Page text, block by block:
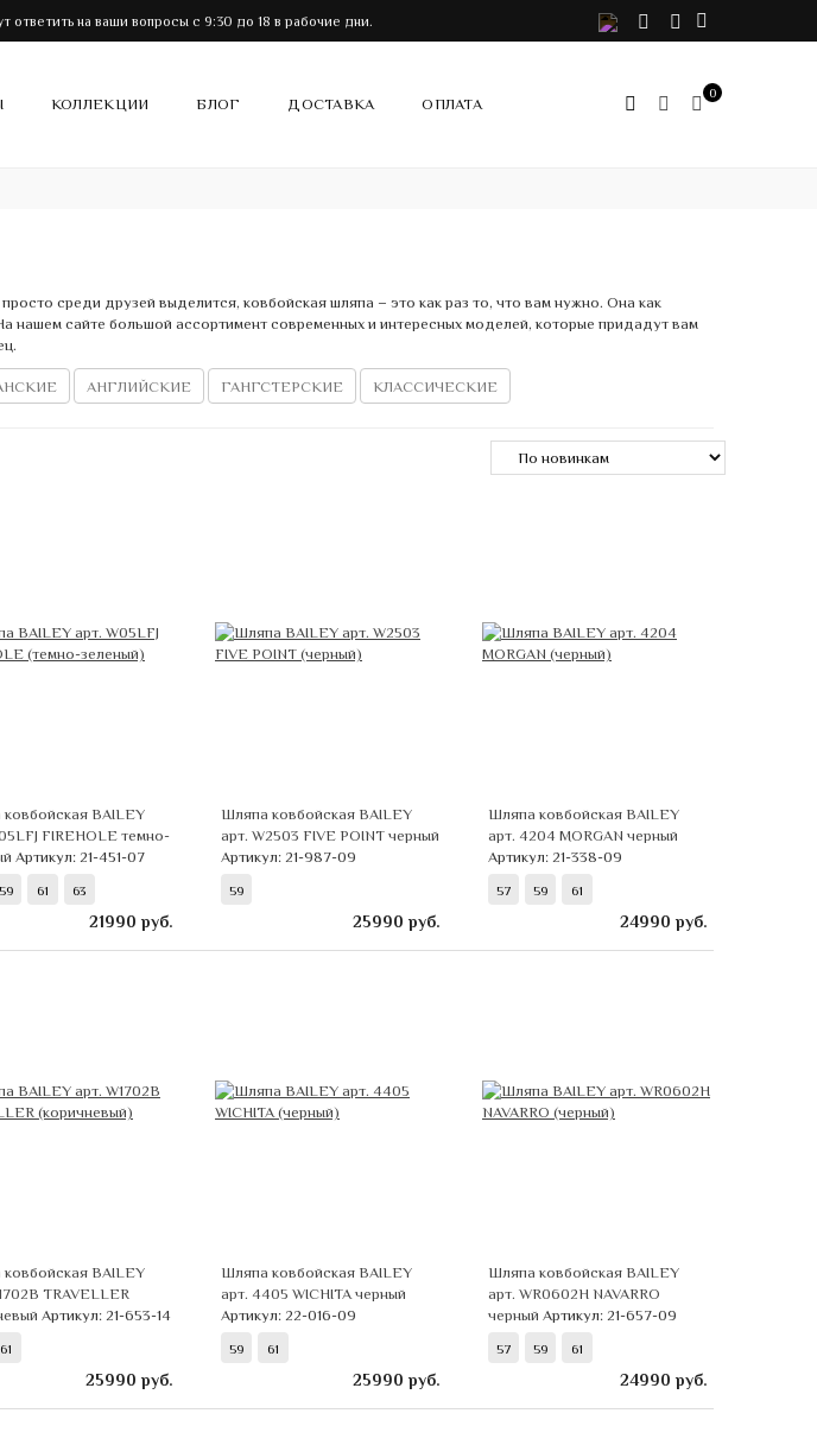
на ваши вопросы с 9:30 до 18 в рабочие дни. VK Telegram
КОЛЛЕКЦИИ БЛОГ ДОСТАВКА ОПЛАТА
0
среди друзей выделится, ковбойская шляпа – это как раз то, что вам нужно. Она как
нашем сайте большой ассортимент современных и интересных моделей, которые придадут вам
АНГЛИЙСКИЕ ГАНГСТЕРСКИЕ КЛАССИЧЕСКИЕ
BAILEY
FIREHOLE темно-
Артикул: 21-451-07
59 61 63
21990 руб.
Шляпа ковбойская BAILEY
арт. W2503 FIVE POINT черный
Артикул: 21-987-09
59
25990 руб.
Шляпа ковбойская BAILEY
арт. 4204 MORGAN черный
Артикул: 21-338-09
57 59 61
24990 руб.
BAILEY
TRAVELLER
Артикул: 21-653-14
61
25990 руб.
Шляпа ковбойская BAILEY
арт. 4405 WICHITA черный
Артикул: 22-016-09
59 61
25990 руб.
Шляпа ковбойская BAILEY
арт. WR0602H NAVARRO
черный Артикул: 21-657-09
57 59 61
24990 руб.